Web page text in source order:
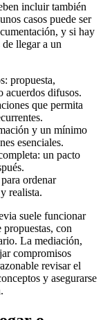
incluir también
casos puede ser
y si hay
de llegar a un
propuesta,
acuerdos difusos.
que permita
y un mínimo
esenciales.
un pacto
ordenar
realista.
suele funcionar
con
La mediación,
compromisos
revisar el
y asegurarse